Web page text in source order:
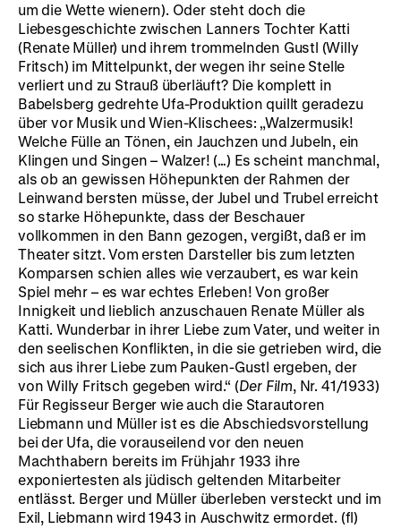
um die Wette wienern). Oder steht doch die
Liebesgeschichte zwischen Lanners Tochter Katti
(Renate Müller) und ihrem trommelnden Gustl (Willy
Fritsch) im Mittelpunkt, der wegen ihr seine Stelle
verliert und zu Strauß überläuft? Die komplett in
Babelsberg gedrehte Ufa-Produktion quillt geradezu
über vor Musik und Wien-Klischees: „Walzermusik!
Welche Fülle an Tönen, ein Jauchzen und Jubeln, ein
Klingen und Singen – Walzer! (…) Es scheint manchmal,
als ob an gewissen Höhepunkten der Rahmen der
Leinwand bersten müsse, der Jubel und Trubel erreicht
so starke Höhepunkte, dass der Beschauer
vollkommen in den Bann gezogen, vergißt, daß er im
Theater sitzt. Vom ersten Darsteller bis zum letzten
Komparsen schien alles wie verzaubert, es war kein
Spiel mehr – es war echtes Erleben! Von großer
Innigkeit und lieblich anzuschauen Renate Müller als
Katti. Wunderbar in ihrer Liebe zum Vater, und weiter in
den seelischen Konflikten, in die sie getrieben wird, die
sich aus ihrer Liebe zum Pauken-Gustl ergeben, der
von Willy Fritsch gegeben wird.“ (Der Film, Nr. 41/1933)
Für Regisseur Berger wie auch die Starautoren
Liebmann und Müller ist es die Abschiedsvorstellung
bei der Ufa, die vorauseilend vor den neuen
Machthabern bereits im Frühjahr 1933 ihre
exponiertesten als jüdisch geltenden Mitarbeiter
entlässt. Berger und Müller überleben versteckt und im
Exil, Liebmann wird 1943 in Auschwitz ermordet. (fl)